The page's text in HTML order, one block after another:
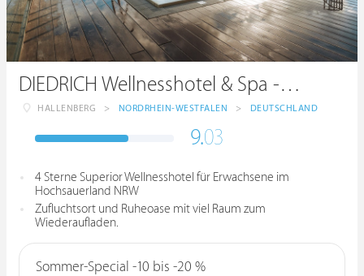
DIEDRICH Wellnesshotel & Spa - Hotel Diedrich OHG
HALLENBERG > NORDRHEIN-WESTFALEN > DEUTSCHLAND
9.03
4 Sterne Superior Wellnesshotel für Erwachsene im
Hochsauerland NRW
Zufluchtsort und Ruheoase mit viel Raum zum
Wiederaufladen.
Sommer-Special -10 bis -20 %